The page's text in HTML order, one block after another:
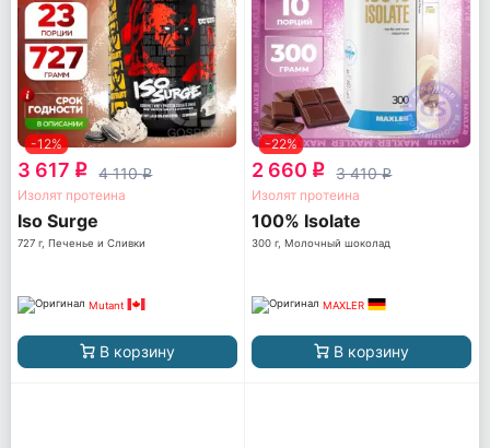
-12%
3 617 q 4 110q
Изолят протеина
Iso Surge
727 г, Печенье и Сливки
Mutant
В корзину
-22%
2 660 q 3 410q
Изолят протеина
100% Isolate
300 г, Молочный шоколад
MAXLER
В корзину